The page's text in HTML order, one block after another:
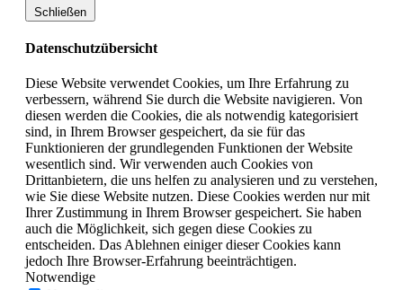
Schließen
Datenschutzübersicht
Diese Website verwendet Cookies, um Ihre Erfahrung zu
verbessern, während Sie durch die Website navigieren. Von
diesen werden die Cookies, die als notwendig kategorisiert
sind, in Ihrem Browser gespeichert, da sie für das
Funktionieren der grundlegenden Funktionen der Website
wesentlich sind. Wir verwenden auch Cookies von
Drittanbietern, die uns helfen zu analysieren und zu verstehen,
wie Sie diese Website nutzen. Diese Cookies werden nur mit
Ihrer Zustimmung in Ihrem Browser gespeichert. Sie haben
auch die Möglichkeit, sich gegen diese Cookies zu
entscheiden. Das Ablehnen einiger dieser Cookies kann
jedoch Ihre Browser-Erfahrung beeinträchtigen.
Notwendige